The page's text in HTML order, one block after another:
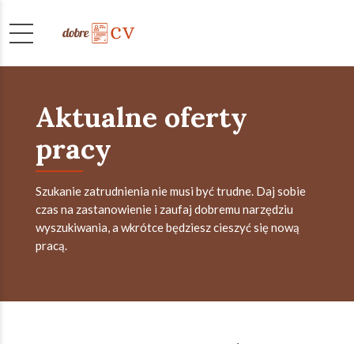
Aktualne oferty
pracy
Szukanie zatrudnienia nie musi być trudne. Daj sobie
czas na zastanowienie i zaufaj dobremu narzędziu
wyszukiwania, a wkrótce będziesz cieszyć się nową
pracą.